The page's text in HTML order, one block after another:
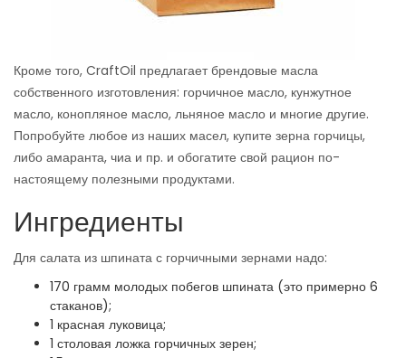
Кроме того, CraftOil предлагает брендовые масла
собственного изготовления: горчичное масло, кунжутное
масло, конопляное масло, льняное масло и многие другие.
Попробуйте любое из наших масел, купите зерна горчицы,
либо амаранта, чиа и пр. и обогатите свой рацион по-
настоящему полезными продуктами.
Ингредиенты
Для салата из шпината с горчичными зернами надо:
170 грамм молодых побегов шпината (это примерно 6
стаканов);
1 красная луковица;
1 столовая ложка горчичных зерен;